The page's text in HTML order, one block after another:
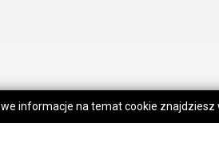
informacje na temat cookie znajdziesz